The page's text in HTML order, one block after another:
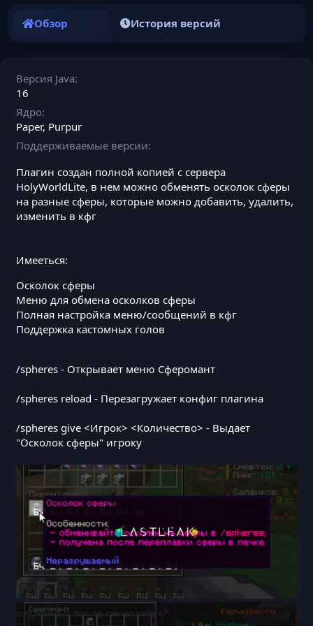
Обзор История версий
Версия Java
16
Ядро
Paper Purpur
Поддерживаемые версии
Плагин создан полной копией с сервера
HolyWorldLite, в нем можно обменять осколок сферы
на разные сферы, которые можно добавить, удалить,
изменить в кфг
Имееться:
Осколок сферы
Меню для обмена осколков сферы
Полная настройка меню/сообщений в кфг
Поддержка кастомных голов
/spheres - Открывает меню Сферомант
/spheres reload - Перезагружает конфиг плагина
/spheres give <Игрок> <Количество> - Выдает
"Осколок сферы" игроку